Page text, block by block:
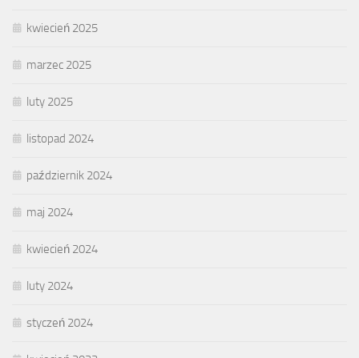
kwiecień 2025
marzec 2025
luty 2025
listopad 2024
październik 2024
maj 2024
kwiecień 2024
luty 2024
styczeń 2024